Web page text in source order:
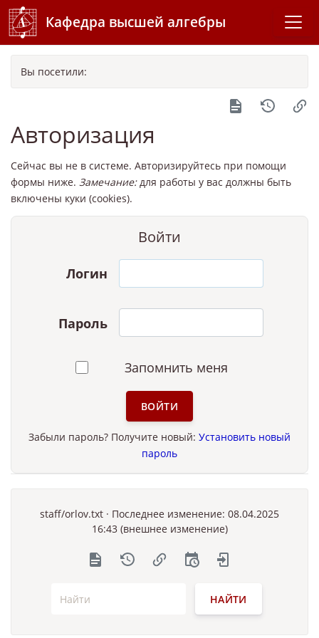
Кафедра высшей алгебры
Вы посетили:
Авторизация
Сейчас вы не в системе. Авторизируйтесь при помощи
формы ниже. Замечание:для работы у вас должны быть
включены куки (cookies).
Войти
Логин
Пароль
Запомнить меня
ВОЙТИ
Забыли пароль? Получите новый: Установить новый
пароль
staff/orlov.txt · Последнее изменение: 08.04.2025
16:43 (внешнее изменение)
НАЙТИ